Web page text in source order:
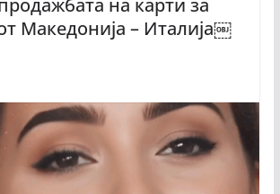
Македонија – Италија￼